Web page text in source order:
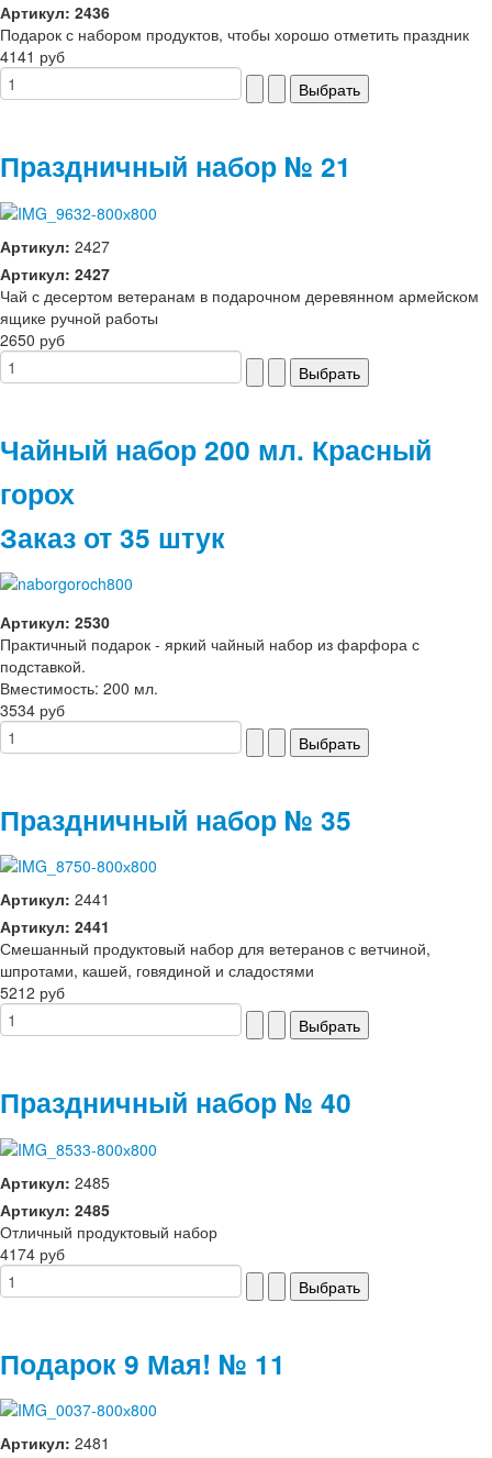
Артикул: 2436
Подарок с набором продуктов, чтобы хорошо отметить праздник
4141 руб
Праздничный набор № 21
Артикул: 2427
Артикул: 2427
Чай с десертом ветеранам в подарочном деревянном армейском
ящике ручной работы
2650 руб
Чайный набор 200 мл. Красный
горох
Заказ от 35 штук
Артикул: 2530
Практичный подарок - яркий чайный набор из фарфора с
подставкой.
Вместимость: 200 мл.
3534 руб
Праздничный набор № 35
Артикул: 2441
Артикул: 2441
Смешанный продуктовый набор для ветеранов с ветчиной,
шпротами, кашей, говядиной и сладостями
5212 руб
Праздничный набор № 40
Артикул: 2485
Артикул: 2485
Отличный продуктовый набор
4174 руб
Подарок 9 Мая! № 11
Артикул: 2481